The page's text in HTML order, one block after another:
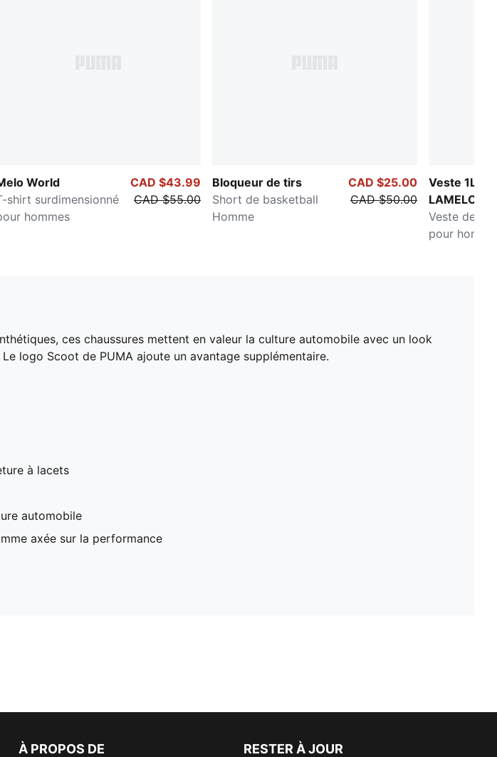
World
shirt surdimensionné
hommes
CAD $43.99
CAD $55.00
Bloqueur de tirs
Short de basketball
Homme
CAD $25.00
CAD $50.00
Veste
LAMELO
Veste de
pour
ces chaussures mettent en valeur la culture automobile avec un look
logo Scoot de PUMA ajoute un avantage supplémentaire.
à lacets
automobile
axée sur la performance
À PROPOS DE RESTER À JOUR